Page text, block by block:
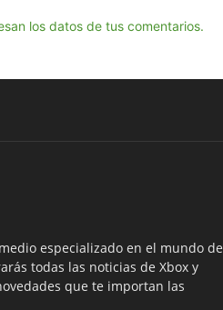
los datos de tus comentarios.
especializado en el mundo de
todas las noticias de Xbox y
que te importan las